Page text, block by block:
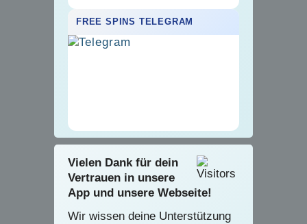
FREE SPINS TELEGRAM
Vielen Dank für dein
Vertrauen in unsere
App und unsere Webseite!
Wir wissen deine Unterstützung